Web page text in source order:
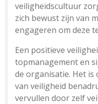
veiligheidscultuur
zich bewust zijn van
engageren om deze
Een positieve
topmanagement en
de organisatie. Het is
van veiligheid
vervullen door zelf